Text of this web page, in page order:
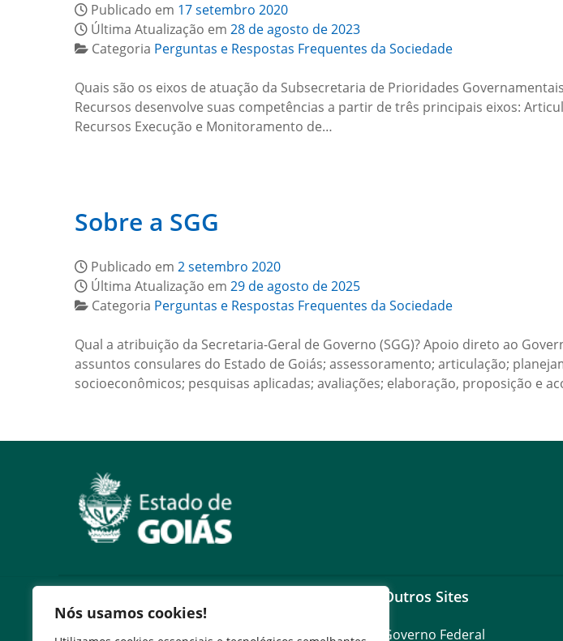
Nós usamos cookies!
Publicado em 17 setembro 2020
Última Atualização em 28 de agosto de 2023
Categoria Perguntas e Respostas Frequentes da Sociedade
Quais são os eixos de atuação da Subsecretaria de Prioridades
Recursos desenvolve suas competências a partir de três principais eixos:
Recursos Execução e Monitoramento de…
Sobre a SGG
Publicado em 2 setembro 2020
Última Atualização em 29 de agosto de 2025
Categoria Perguntas e Respostas Frequentes da Sociedade
Qual a atribuição da Secretaria-Geral de Governo (SGG)? Apoio direto ao
assuntos consulares do Estado de Goiás; assessoramento; articulação;
socioeconômicos; pesquisas aplicadas; avaliações; elaboração, proposição e
Emissão DARE
Outros Sites
Governo Federal